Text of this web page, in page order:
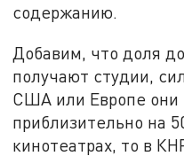
содержанию.
Добавим, что доля
получают студии,
США или Европе они
приблизительно на
кинотеатрах, то в